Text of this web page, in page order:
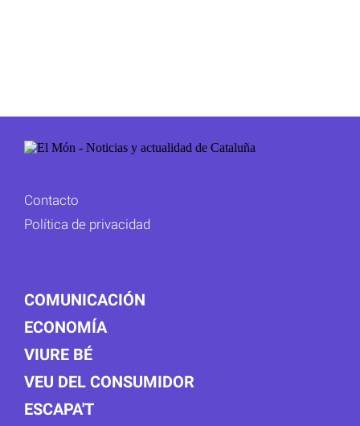
Contacto
Política de privacidad
COMUNICACIÓN
ECONOMÍA
VIURE BÉ
VEU DEL CONSUMIDOR
ESCAPA'T